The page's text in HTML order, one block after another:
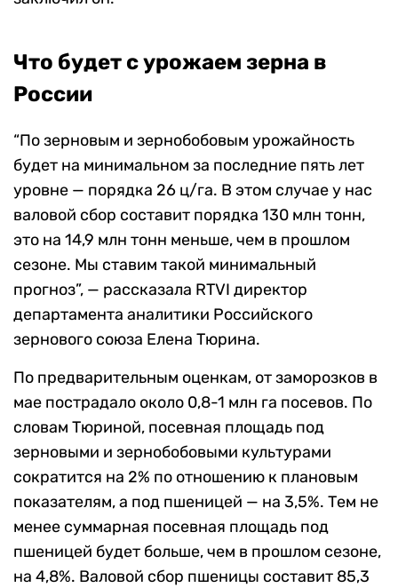
Что будет с урожаем зерна в
России
“По зерновым и зернобобовым урожайность
будет на минимальном за последние пять лет
уровне — порядка 26 ц/га. В этом случае у нас
валовой сбор составит порядка 130 млн тонн,
это на 14,9 млн тонн меньше, чем в прошлом
сезоне. Мы ставим такой минимальный
прогноз”, — рассказала RTVI директор
департамента аналитики Российского
зернового союза Елена Тюрина.
По предварительным оценкам, от заморозков в
мае пострадало около 0,8-1 млн га посевов. По
словам Тюриной, посевная площадь под
зерновыми и зернобобовыми культурами
сократится на 2% по отношению к плановым
показателям, а под пшеницей — на 3,5%. Тем не
менее суммарная посевная площадь под
пшеницей будет больше, чем в прошлом сезоне,
на 4,8%. Валовой сбор пшеницы составит 85,3